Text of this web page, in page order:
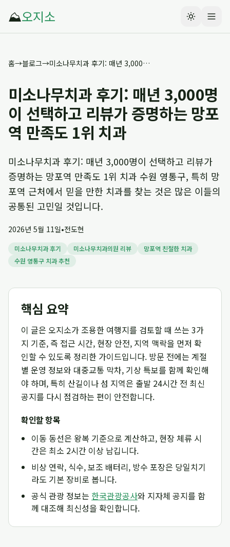
⛰️오지소
홈→블로그→ 미소나무치과 후기: 매년 3,000명이 선택하고 리뷰가 증명하는 망포역 만족도 1위 치과
미소나무치과 후기: 매년 3,000명
이 선택하고 리뷰가 증명하는 망포
역 만족도 1위 치과
미소나무치과 후기: 매년 3,000명이 선택하고 리뷰가
증명하는 망포역 만족도 1위 치과 수원 영통구, 특히 망
포역 근처에서 믿을 만한 치과를 찾는 것은 많은 이들의
공통된 고민일 것입니다.
2026년 5월 11일•전도현
미소나무치과 후기 미소나무치과의원 리뷰
망포역 친절한 치과
수원 영통구 치과 추천
핵심 요약
이 글은 오지소가 조용한 여행지를 검토할 때 쓰는 3가
지 기준, 즉 접근 시간, 현장 안전, 지역 맥락을 먼저 확
인할 수 있도록 정리한 가이드입니다. 방문 전에는 계절
별 운영 정보와 대중교통 막차, 기상 특보를 함께 확인해
야 하며, 특히 산길이나 섬 지역은 출발 24시간 전 최신
공지를 다시 점검하는 편이 안전합니다.
확인할 항목
이동 동선은 왕복 기준으로 계산하고, 현장 체류 시
간은 최소 2시간 이상 남깁니다.
비상 연락, 식수, 보조 배터리, 방수 포장은 당일치기
라도 기본 장비로 봅니다.
공식 관광 정보는 한국관광공사와 지자체 공지를 함
께 대조해 최신성을 확인합니다.